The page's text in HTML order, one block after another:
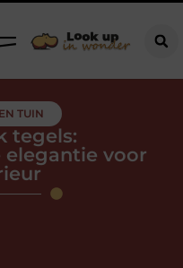
TUIN
tegels:
voor